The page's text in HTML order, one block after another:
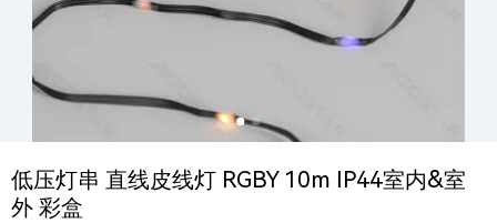
低压灯串 直线皮线灯 RGBY 10m IP44室内&室
外 彩盒